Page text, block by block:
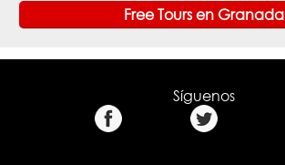
Free Tours en Granada
Síguenos